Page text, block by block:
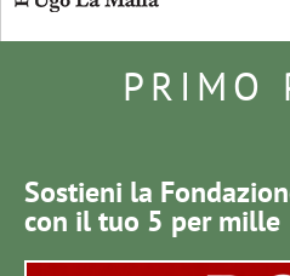
PRIMO
Sostieni la
con il tuo 5 per mille